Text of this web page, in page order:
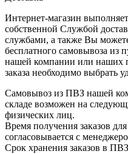
Интернет-магазин
собственной Службой
службами, а также Вы
бесплатного самовывоза из
нашей компании или наших
заказа необходимо выбрать
Самовывоз из ПВЗ нашей
складе возможен на
физических лиц.
Время получения заказов
согласовывается с
Срок хранения заказов в